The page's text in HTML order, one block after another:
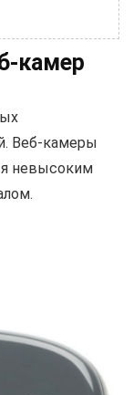
камер
Веб-камеры
невысоким